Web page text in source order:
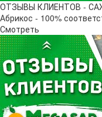
ОТЗЫВЫ КЛИЕНТОВ -
Абрикос - 100%
Смотреть